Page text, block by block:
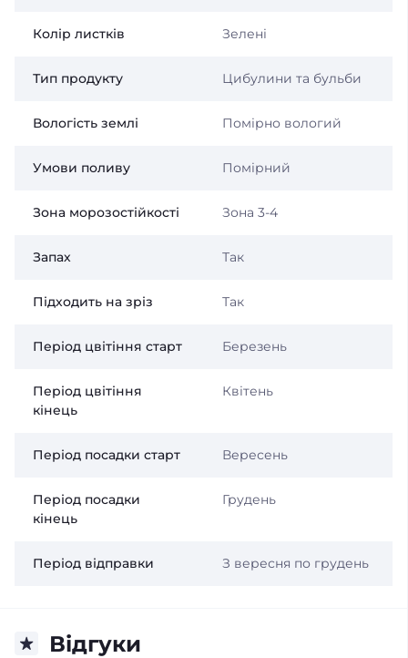
Колір листків Зелені
Тип продукту Цибулини та бульби
Вологість землі Помірно вологий
Умови поливу Помірний
Зона морозостійкості Зона 3-4
Запах Так
Підходить на зріз Так
Період цвітіння старт Березень
Період цвітіння
кінець
Квітень
Період посадки старт Вересень
Період посадки
кінець
Грудень
Період відправки З вересня по грудень
Відгуки